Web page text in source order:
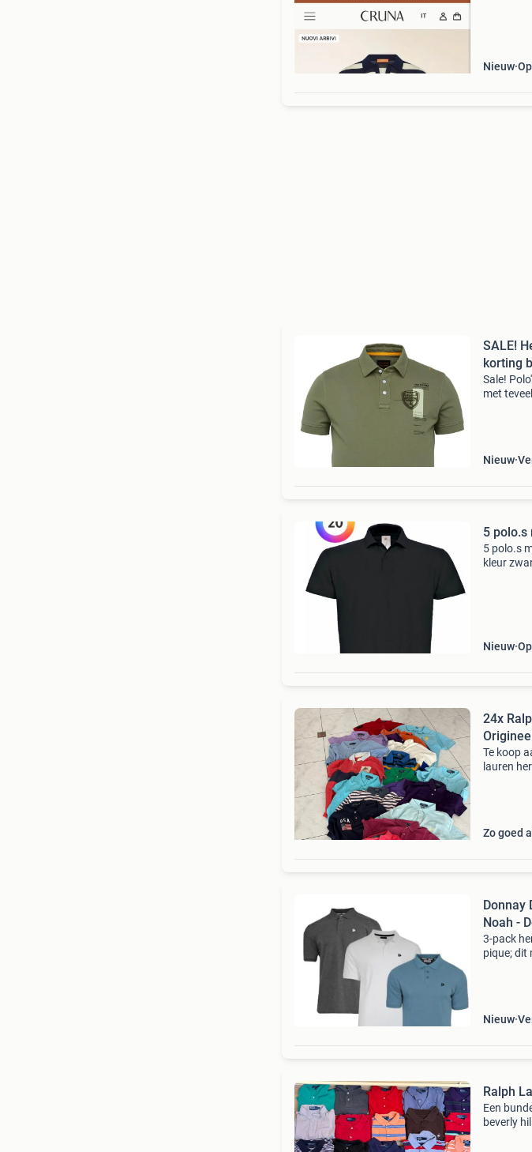
Nieuw
SALE!
korting
Sale!
met
Nieuw
5 polo.s
5 polo.s
kleur
Nieuw
24x
Te koop
lauren
Zo goed
Donnay
Noah -
3-pack
pique; dit
Nieuw
Ralph
Een
beverly